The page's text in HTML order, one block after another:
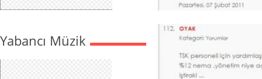
Yabancı Müzik